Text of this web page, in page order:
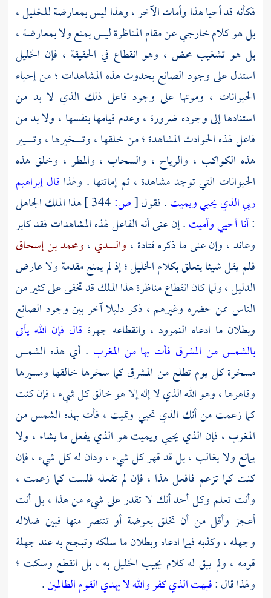
فكأنه قد أحيا هذا وأمات الآخر ، وهذا ليس بمعارضة للخليل ،
بل هو كلام خارجي عن مقام المناظرة ليس بمنع ولا بمعارضة ،
بل هو تشغيب محض ، وهو انقطاع في الحقيقة ، فإن الخليل
استدل على وجود الصانع بحدوث هذه المشاهدات ؛ من إحياء
الحيوانات ، وموتها على وجود فاعل ذلك الذي لا بد من
استنادها إلى وجوده ضرورة ، وعدم قيامها بنفسها ، ولا بد من
فاعل لهذه الحوادث المشاهدة ؛ من خلقها ، وتسخيرها ، وتسيير
هذه الكواكب ، والرياح ، والسحاب ، والمطر ، وخلق هذه
الحيوانات التي توجد مشاهدة ، ثم إماتتها . ولهذا قال إبراهيم
ربي الذي يحيي ويميت. فقول[ص:
هذا الملك الجاهل
:أنا أحيي وأميت. إن عنى أنه الفاعل لهذه المشاهدات فقد كابر
وعاند ، وإن عنى ما ذكرهقتادة ، والسدي ،ومحمد بن إسحاق
فلم يقل شيئا يتعلق بكلامالخليل؛ إذ لم يمنع مقدمة ولا عارض
الدليل ، ولما كان انقطاع مناظرة هذا الملك قد تخفى على كثير من
الناس ممن حضره وغيرهم ، ذكر دليلا آخر بين وجود الصانع
وبطلان ما ادعاه النمرود ، وانقطاعه جهرة قال فإن الله يأتي
بالشمس من المشرق فأت بها من المغرب . أي هذه الشمس
مسخرة كل يوم تطلع من المشرق كما سخرها خالقها ومسيرها
وقاهرها ، وهو الله الذي لا إله إلا هو خالق كل شيء ، فإن كنت
كما زعمت من أنك الذي تحيي وتميت ، فأت بهذه الشمس من
المغرب ، فإن الذي يحيي ويميت هو الذي يفعل ما يشاء ، ولا
يمانع ولا يغالب ، بل قد قهر كل شيء ، ودان له كل شيء ، فإن
كنت كما تزعم فافعل هذا ، فإن لم تفعله فلست كما زعمت ،
وأنت تعلم وكل أحد أنك لا تقدر على شيء من هذا ، بل أنت
أعجز وأقل من أن تخلق بعوضة أو تنتصر منها فبين ضلاله
وجهله ، وكذبه فيما ادعاه وبطلان ما سلكه وتبجح به عند جهلة
قومه ، ولم يبق له كلام يجيب الخليلبه ، بل انقطع وسكت ؛
ولهذا قال :فبهت الذي كفر والله لا يهدي القوم الظالمين.